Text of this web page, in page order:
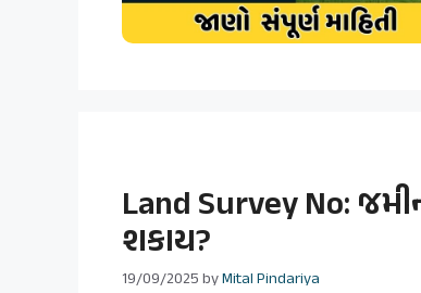
Land Survey No:
શકાય?
19/09/2025byMital Pindariya